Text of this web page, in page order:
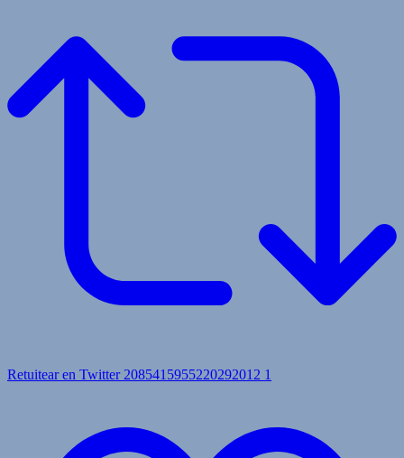
Retuitear en Twitter 2085415955220292012 1